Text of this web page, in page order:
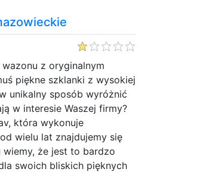
z oryginalnym
piękne szklanki z wysokiej
unikalny sposób wyróżnić
w interesie Waszej firmy?
która wykonuje
wielu lat znajdujemy się
że jest to bardzo
swoich bliskich pięknych